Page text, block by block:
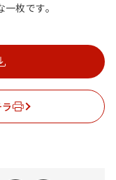
枚です。
ラ